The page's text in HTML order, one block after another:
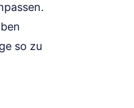
so zu